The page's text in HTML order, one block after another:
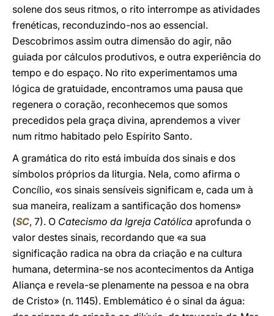
solene dos seus ritmos, o rito interrompe as atividades
frenéticas, reconduzindo-nos ao essencial.
Descobrimos assim outra dimensão do agir, não
guiada por cálculos produtivos, e outra experiência do
tempo e do espaço. No rito experimentamos uma
lógica de gratuidade, encontramos uma pausa que
regenera o coração, reconhecemos que somos
precedidos pela graça divina, aprendemos a viver
num ritmo habitado pelo Espírito Santo.
A gramática do rito está imbuída dos sinais e dos
símbolos próprios da liturgia. Nela, como afirma o
Concílio, «os sinais sensíveis significam e, cada um à
sua maneira, realizam a santificação dos homens»
(SC, 7). O Catecismo da Igreja Católica aprofunda o
valor destes sinais, recordando que «a sua
significação radica na obra da criação e na cultura
humana, determina-se nos acontecimentos da Antiga
Aliança e revela-se plenamente na pessoa e na obra
de Cristo» (n. 1145). Emblemático é o sinal da água: